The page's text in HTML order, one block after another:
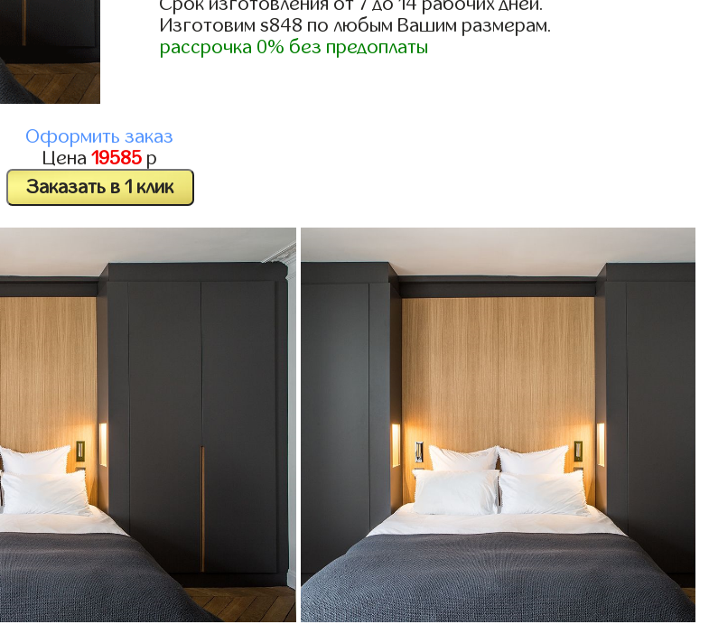
Изготовим s848 по любым Вашим размерам.
рассрочка 0% без предоплаты
Оформить заказ
Цена19585 р
Заказать в 1 клик